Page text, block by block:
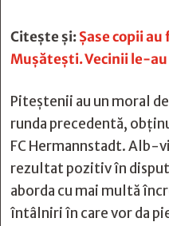
Citește și:Șase copii
Mușătești. Vecinii le-
Piteștenii au un moral
runda precedentă,
FC Hermannstadt. Alb-
rezultat pozitiv în
aborda cu mai multă
întâlniri în care vor da